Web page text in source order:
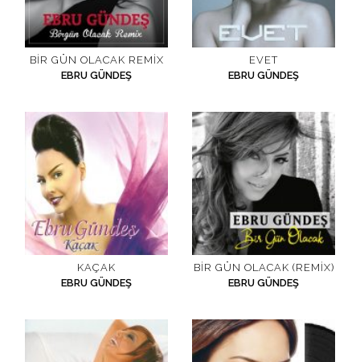
BIR GÜN OLACAK REMIX
EBRU GÜNDEŞ
EVET
EBRU GÜNDEŞ
KAÇAK
EBRU GÜNDEŞ
BIR GÜN OLACAK (REMIX)
EBRU GÜNDEŞ